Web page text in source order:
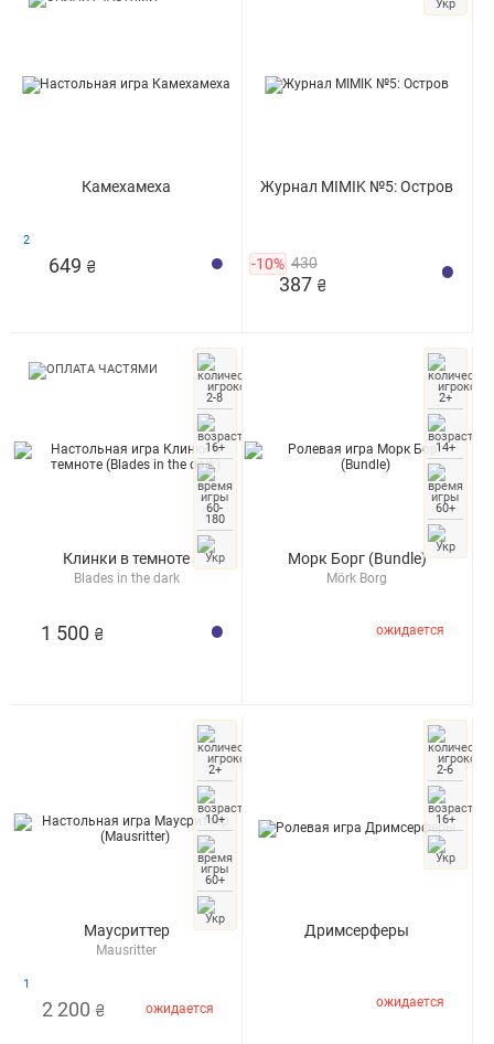
Камехамеха
2
649 ₴
Журнал MIMIK №5: Остров
-10% 430
387 ₴
Клинки в темноте
Blades in the dark
2-8
16+
60-
180
1 500 ₴
Морк Борг (Bundle)
Mörk Borg
2+
14+
60+
ожидается
Маусриттер
Mausritter
2+
10+
60+
1
2 200 ₴ ожидается
Дримсерферы
2-6
16+
ожидается